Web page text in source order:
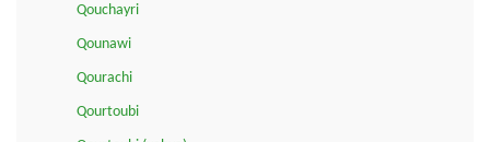
Qouchayri
Qounawi
Qourachi
Qourtoubi